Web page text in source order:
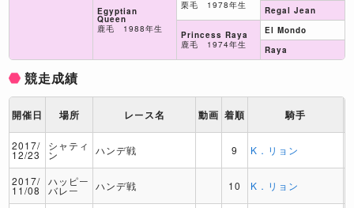
Egyptian
Queen
鹿毛 1988年生
栗毛 1978年生
Princess Raya
鹿毛 1974年生
Regal Jean
El Mondo
Raya
競走成績
開催日 場所 レース名 動画 着順 騎手
2017/
12/23
シャティ
ン ハンデ戦 9 K．リョン
2017/
11/08
ハッピー
バレー ハンデ戦 10 K．リョン